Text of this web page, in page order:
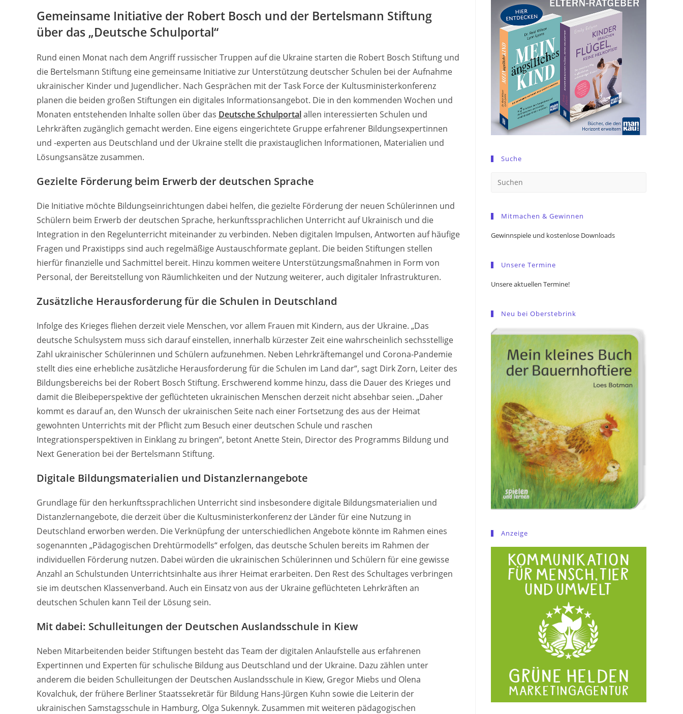
Gemeinsame Initiative der Robert Bosch und der Bertelsmann Stiftung
über das „Deutsche Schulportal“
Rund einen Monat nach dem Angriff russischer Truppen auf die Ukraine starten die Robert Bosch Stiftung und
die Bertelsmann Stiftung eine gemeinsame Initiative zur Unterstützung deutscher Schulen bei der Aufnahme
ukrainischer Kinder und Jugendlicher. Nach Gesprächen mit der Task Force der Kultusministerkonferenz
planen die beiden großen Stiftungen ein digitales Informationsangebot. Die in den kommenden Wochen und
Monaten entstehenden Inhalte sollen über das Deutsche Schulportalallen interessierten Schulen und
Lehrkräften zugänglich gemacht werden. Eine eigens eingerichtete Gruppe erfahrener Bildungsexpertinnen
und -experten aus Deutschland und der Ukraine stellt die praxistauglichen Informationen, Materialien und
Lösungsansätze zusammen.
Gezielte Förderung beim Erwerb der deutschen Sprache
Die Initiative möchte Bildungseinrichtungen dabei helfen, die gezielte Förderung der neuen Schülerinnen und
Schülern beim Erwerb der deutschen Sprache, herkunftssprachlichen Unterricht auf Ukrainisch und die
Integration in den Regelunterricht miteinander zu verbinden. Neben digitalen Impulsen, Antworten auf häufige
Fragen und Praxistipps sind auch regelmäßige Austauschformate geplant. Die beiden Stiftungen stellen
hierfür finanzielle und Sachmittel bereit. Hinzu kommen weitere Unterstützungsmaßnahmen in Form von
Personal, der Bereitstellung von Räumlichkeiten und der Nutzung weiterer, auch digitaler Infrastrukturen.
Zusätzliche Herausforderung für die Schulen in Deutschland
Infolge des Krieges fliehen derzeit viele Menschen, vor allem Frauen mit Kindern, aus der Ukraine. „Das
deutsche Schulsystem muss sich darauf einstellen, innerhalb kürzester Zeit eine wahrscheinlich sechsstellige
Zahl ukrainischer Schülerinnen und Schülern aufzunehmen. Neben Lehrkräftemangel und Corona-Pandemie
stellt dies eine erhebliche zusätzliche Herausforderung für die Schulen im Land dar“, sagt Dirk Zorn, Leiter des
Bildungsbereichs bei der Robert Bosch Stiftung. Erschwerend komme hinzu, dass die Dauer des Krieges und
damit die Bleibeperspektive der geflüchteten ukrainischen Menschen derzeit nicht absehbar seien. „Daher
kommt es darauf an, den Wunsch der ukrainischen Seite nach einer Fortsetzung des aus der Heimat
gewohnten Unterrichts mit der Pflicht zum Besuch einer deutschen Schule und raschen
Integrationsperspektiven in Einklang zu bringen“, betont Anette Stein, Director des Programms Bildung und
Next Generation bei der Bertelsmann Stiftung.
Digitale Bildungsmaterialien und Distanzlernangebote
Grundlage für den herkunftssprachlichen Unterricht sind insbesondere digitale Bildungsmaterialien und
Distanzlernangebote, die derzeit über die Kultusministerkonferenz der Länder für eine Nutzung in
Deutschland erworben werden. Die Verknüpfung der unterschiedlichen Angebote könnte im Rahmen eines
sogenannten „Pädagogischen Drehtürmodells“ erfolgen, das deutsche Schulen bereits im Rahmen der
individuellen Förderung nutzen. Dabei würden die ukrainischen Schülerinnen und Schülern für eine gewisse
Anzahl an Schulstunden Unterrichtsinhalte aus ihrer Heimat erarbeiten. Den Rest des Schultages verbringen
sie im deutschen Klassenverband. Auch ein Einsatz von aus der Ukraine geflüchteten Lehrkräften an
deutschen Schulen kann Teil der Lösung sein.
Mit dabei: Schulleitungen der Deutschen Auslandsschule in Kiew
Neben Mitarbeitenden beider Stiftungen besteht das Team der digitalen Anlaufstelle aus erfahrenen
Expertinnen und Experten für schulische Bildung aus Deutschland und der Ukraine. Dazu zählen unter
anderem die beiden Schulleitungen der Deutschen Auslandsschule in Kiew, Gregor Miebs und Olena
Kovalchuk, der frühere Berliner Staatssekretär für Bildung Hans-Jürgen Kuhn sowie die Leiterin der
ukrainischen Samstagsschule in Hamburg, Olga Sukennyk. Zusammen mit weiteren pädagogischen
Suche
Mitmachen & Gewinnen
Gewinnspiele und kostenlose Downloads
Unsere Termine
Unsere aktuellen Termine!
Neu bei Oberstebrink
Anzeige